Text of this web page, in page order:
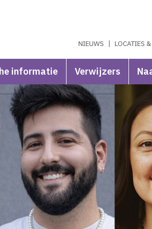
NIEUWS LOCATIES
informatie Verwijzers